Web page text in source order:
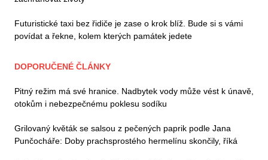
Futuristické taxi bez řidiče je zase o krok blíž. Bude si s vámi
povídat a řekne, kolem kterých památek jedete
DOPORUČENÉ ČLÁNKY
Pitný režim má své hranice. Nadbytek vody může vést k únavě,
otokům i nebezpečnému poklesu sodíku
Grilovaný květák se salsou z pečených paprik podle Jana
Punčocháře: Doby prachsprostého hermelínu skončily, říká